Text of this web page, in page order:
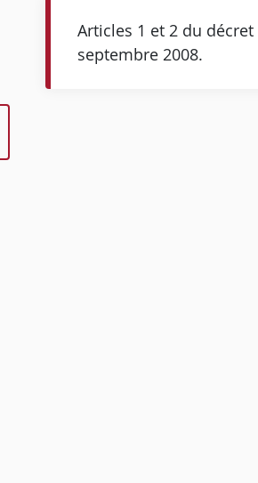
Articles 1 et 2 du décret
septembre 2008.